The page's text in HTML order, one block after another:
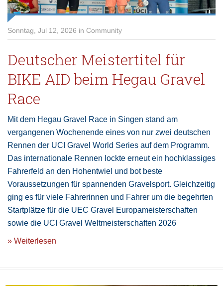
Sonntag, Jul 12, 2026 in Community
Deutscher Meistertitel für
BIKE AID beim Hegau Gravel
Race
Mit dem Hegau Gravel Race in Singen stand am
vergangenen Wochenende eines von nur zwei deutschen
Rennen der UCI Gravel World Series auf dem Programm.
Das internationale Rennen lockte erneut ein hochklassiges
Fahrerfeld an den Hohentwiel und bot beste
Voraussetzungen für spannenden Gravelsport. Gleichzeitig
ging es für viele Fahrerinnen und Fahrer um die begehrten
Startplätze für die UEC Gravel Europameisterschaften
sowie die UCI Gravel Weltmeisterschaften 2026
» Weiterlesen